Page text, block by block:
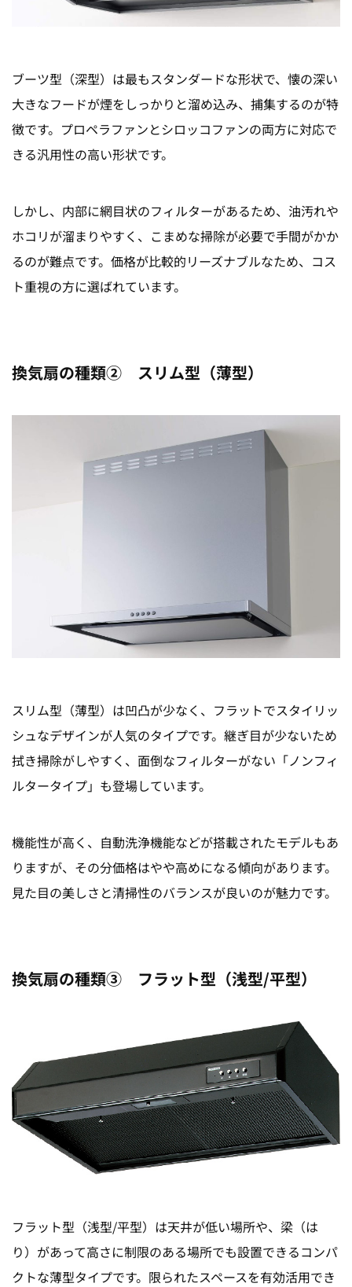
ブーツ型（深型）は最もスタンダードな形状で、懐の深い
大きなフードが煙をしっかりと溜め込み、捕集するのが特
徴です。プロペラファンとシロッコファンの両方に対応で
きる汎用性の高い形状です。
しかし、 内部に網目状のフィルターがあるため、油汚れや
ホコリが溜まりやすく、こまめな掃除が必要で手間がかか
るのが難点です。 価格が比較的リーズナブルなため、コス
ト重視の方に選ばれています。
換気扇の種類② スリム型（薄型）
スリム型（薄型）は凹凸が少なく、フラットでスタイリッ
シュなデザインが人気のタイプです。 継ぎ目が少ないため
拭き掃除がしやすく、面倒なフィルターがない「ノンフィ
ルタータイプ」も登場しています。
機能性が高く、自動洗浄機能などが搭載されたモデルもあ
りますが、その分価格はやや高めになる傾向があります。
見た目の美しさと清掃性のバランスが良いのが魅力です。
換気扇の種類③ フラット型（浅型/平型）
フラット型（浅型/平型）は天井が低い場所や、梁（は
り）があって高さに制限のある場所でも設置できるコンパ
クトな薄型タイプです。限られたスペースを有効活用でき